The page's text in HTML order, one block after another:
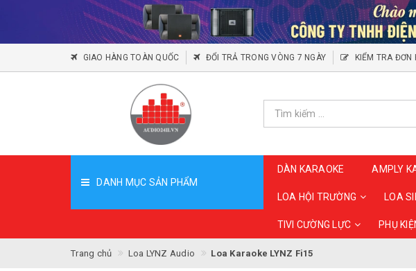
GIAO HÀNG TOÀN QUỐC ĐỔI TRẢ TRONG VÒNG 7 NGÀY KIỂM TRA ĐƠN
DANH MỤC SẢN PHẨM
DÀN KARAOKE AMPLY
LOA HỘI TRƯỜNG LOA
TIVI CƯỜNG LỰC PHỤ
Trang chủ Loa LYNZ Audio Loa Karaoke LYNZ Fi15